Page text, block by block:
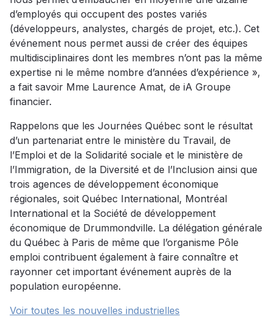
d’employés qui occupent des postes variés
(développeurs, analystes, chargés de projet, etc.). Cet
événement nous permet aussi de créer des équipes
multidisciplinaires dont les membres n’ont pas la même
expertise ni le même nombre d’années d’expérience »,
a fait savoir Mme Laurence Amat, de iA Groupe
financier.
Rappelons que les Journées Québec sont le résultat
d’un partenariat entre le ministère du Travail, de
l’Emploi et de la Solidarité sociale et le ministère de
l’Immigration, de la Diversité et de l’Inclusion ainsi que
trois agences de développement économique
régionales, soit Québec International, Montréal
International et la Société de développement
économique de Drummondville. La délégation générale
du Québec à Paris de même que l’organisme Pôle
emploi contribuent également à faire connaître et
rayonner cet important événement auprès de la
population européenne.
Voir toutes les nouvelles industrielles